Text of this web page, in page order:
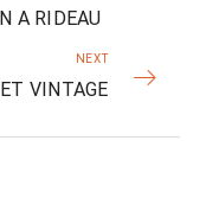
A RIDEAU
NEXT
VINTAGE